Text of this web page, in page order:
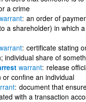
a crime
an order of
a shareholder) in which
certificate stating
individual share of
warrant release
or confine an individual
document that
with a transaction